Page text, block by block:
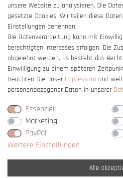
Vertrag
unsere Website zu analysieren. Die
gesetzte Cookies. Wir teilen diese
Einstellungen benennen.
Die Datenverarbeitung kann mit
berechtigten Interesses erfolgen. Die
abgelehnt werden. Es besteht das
Einwilligung zu einem späteren
Beachten Sie unser Impressum und
personenbezogener Daten in unserer
Essenziell
Marketing
PayPal
Weitere Einstellungen
Alle